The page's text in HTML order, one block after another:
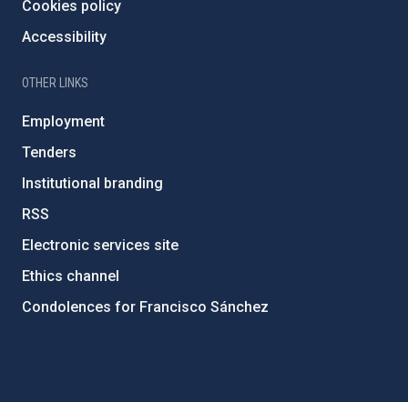
Cookies policy
Accessibility
OTHER LINKS
Employment
Tenders
Institutional branding
RSS
Electronic services site
Ethics channel
Condolences for Francisco Sánchez